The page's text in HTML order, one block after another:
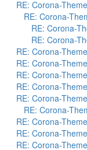
RE: Corona-
RE: Corona-
RE: Corona-
RE: Corona-
RE: Corona-
RE: Corona-
RE: Corona-
RE: Corona-
RE: Corona-
RE: Corona-
RE: Corona-
RE: Corona-
RE: Corona-